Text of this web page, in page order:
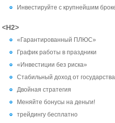
Инвестируйте с крупнейшим
<H2>
«Гарантированный ПЛЮС»
График работы в праздники
«Инвестиции без риска»
Стабильный доход от государства
Двойная стратегия
Меняйте бонусы на деньги!
трейдингу бесплатно